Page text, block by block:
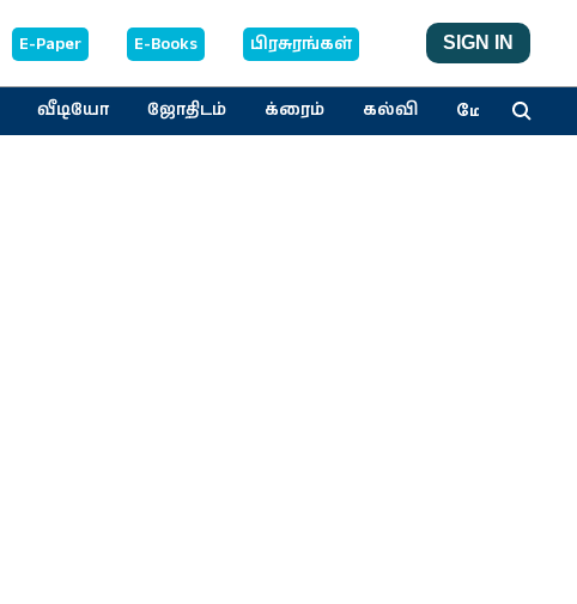
E-Paper E-Books பிரசுரங்கள் SIGN IN
வீடியோ ஜோதிடம் க்ரைம் கல்வி மேலும்